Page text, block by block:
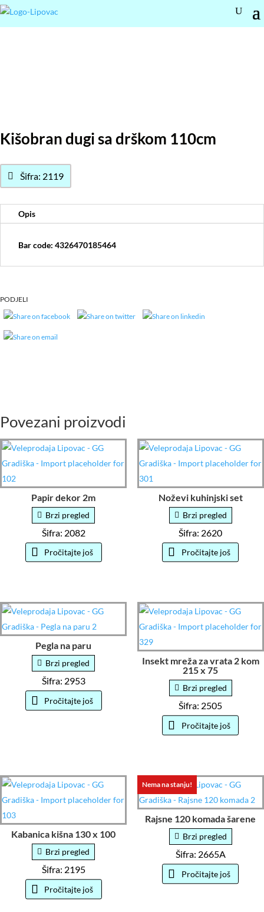
Kišobran dugi sa drškom 110cm
Šifra: 2119
Opis
Bar code: 4326470185464
PODJELI
Povezani proizvodi
Papir dekor 2m
Brzi pregled
Šifra: 2082
Pročitajte još
Noževi kuhinjski set
Brzi pregled
Šifra: 2620
Pročitajte još
Pegla na paru
Brzi pregled
Šifra: 2953
Pročitajte još
Insekt mreža za vrata 2 kom
215 x 75
Brzi pregled
Šifra: 2505
Pročitajte još
Kabanica kišna 130 x 100
Brzi pregled
Šifra: 2195
Pročitajte još
Nema na stanju!
Rajsne 120 komada šarene
Brzi pregled
Šifra: 2665A
Pročitajte još